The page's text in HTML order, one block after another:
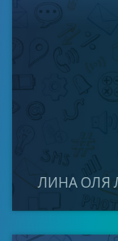
ЛИНА ОЛЯ